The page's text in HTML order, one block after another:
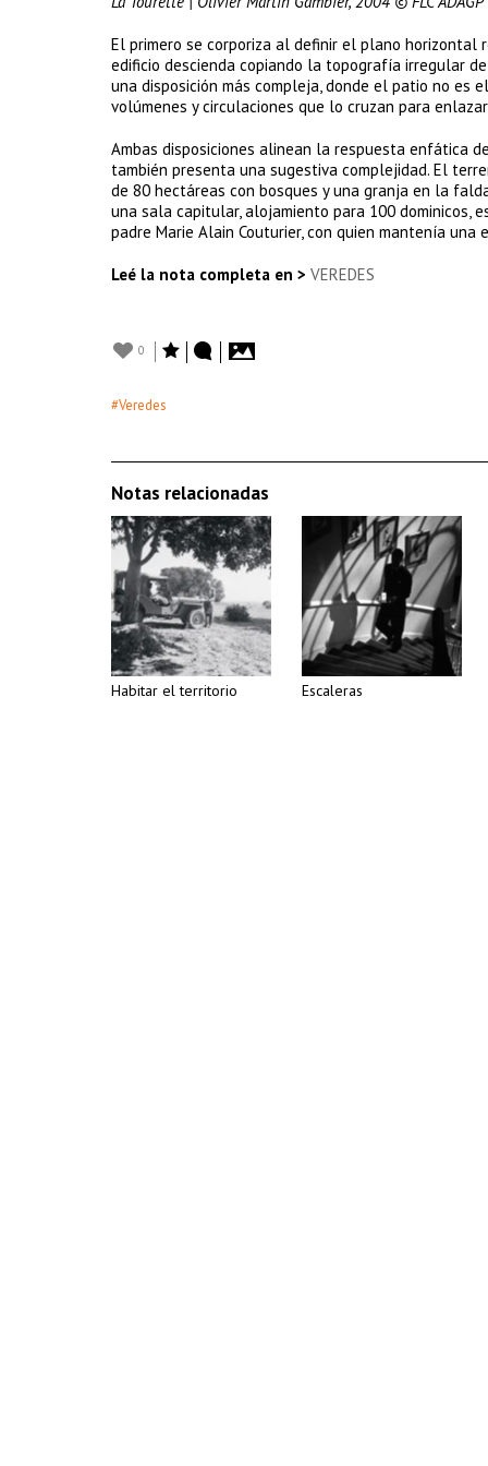
El primero se corporiza al definir el plano
edificio descienda copiando la topografía irregular
una disposición más compleja, donde el patio no es
volúmenes y circulaciones que lo cruzan para
Ambas disposiciones alinean la respuesta enfática
también presenta una sugestiva complejidad. El
de 80 hectáreas con bosques y una granja en la
una sala capitular, alojamiento para 100 dominicos,
padre Marie Alain Couturier, con quien mantenía
Leé la nota completa en > VEREDES
0
#Veredes
Notas relacionadas
Habitar el territorio Escaleras